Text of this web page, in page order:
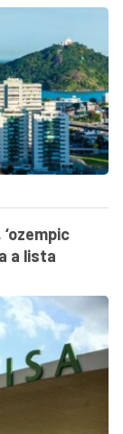
a lista